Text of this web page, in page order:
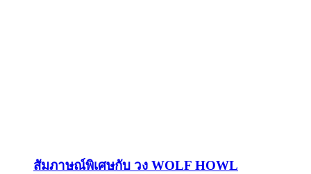
สัมภาษณ์พิเศษกับ วง WOLF HOWL